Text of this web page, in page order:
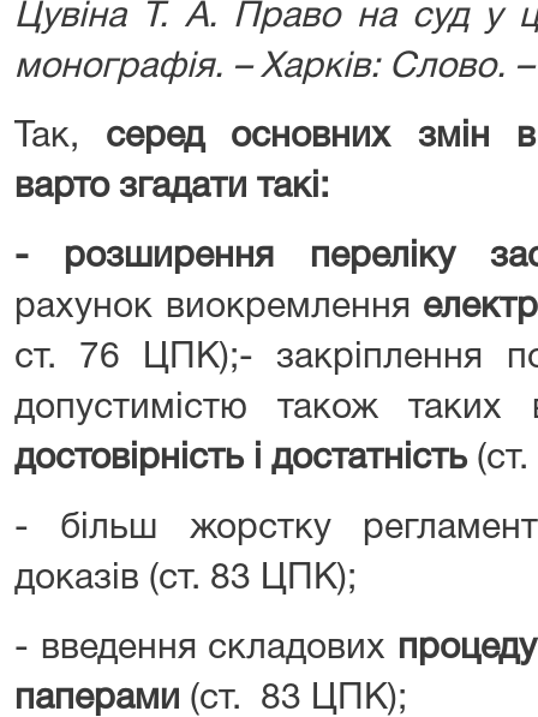
Цувіна Т. А. Право на суд у
монографія. – Харків: Слово.
Так, серед основних змін в
варто згадати такі:
- розширення переліку
рахунок виокремлення
ст. 76 ЦПК);- закріплення
допустимістю також
достовірність і достатність(ст.
- більш жорстку
доказів (ст. 83 ЦПК);
- введення складових
паперами (ст. 83 ЦПК);